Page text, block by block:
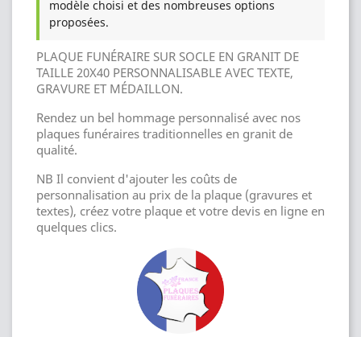
modèle choisi et des nombreuses options
proposées.
PLAQUE FUNÉRAIRE SUR SOCLE EN GRANIT DE
TAILLE 20X40 PERSONNALISABLE AVEC TEXTE,
GRAVURE ET MÉDAILLON.
Rendez un bel hommage personnalisé avec nos
plaques funéraires traditionnelles en granit de
qualité.
NB Il convient d'ajouter les coûts de
personnalisation au prix de la plaque (gravures et
textes), créez votre plaque et votre devis en ligne en
quelques clics.